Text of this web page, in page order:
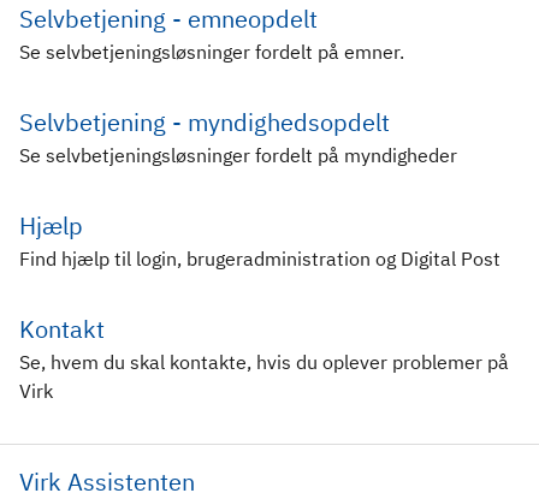
Selvbetjening - emneopdelt
Se selvbetjeningsløsninger fordelt på emner.
Selvbetjening - myndighedsopdelt
Se selvbetjeningsløsninger fordelt på myndigheder
Hjælp
Find hjælp til login, brugeradministration og Digital Post
Kontakt
Se, hvem du skal kontakte, hvis du oplever problemer på
Virk
Virk Assistenten